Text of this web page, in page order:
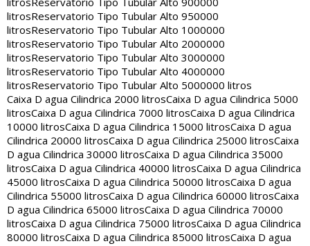
litrosReservatorio Tipo Tubular Alto 950000
litrosReservatorio Tipo Tubular Alto 1000000
litrosReservatorio Tipo Tubular Alto 2000000
litrosReservatorio Tipo Tubular Alto 3000000
litrosReservatorio Tipo Tubular Alto 4000000
litrosReservatorio Tipo Tubular Alto 5000000 litros
Caixa D agua Cilindrica 2000 litrosCaixa D agua Cilindrica 5000
litrosCaixa D agua Cilindrica 7000 litrosCaixa D agua Cilindrica
10000 litrosCaixa D agua Cilindrica 15000 litrosCaixa D agua
Cilindrica 20000 litrosCaixa D agua Cilindrica 25000 litrosCaixa
D agua Cilindrica 30000 litrosCaixa D agua Cilindrica 35000
litrosCaixa D agua Cilindrica 40000 litrosCaixa D agua Cilindrica
45000 litrosCaixa D agua Cilindrica 50000 litrosCaixa D agua
Cilindrica 55000 litrosCaixa D agua Cilindrica 60000 litrosCaixa
D agua Cilindrica 65000 litrosCaixa D agua Cilindrica 70000
litrosCaixa D agua Cilindrica 75000 litrosCaixa D agua Cilindrica
80000 litrosCaixa D agua Cilindrica 85000 litrosCaixa D agua